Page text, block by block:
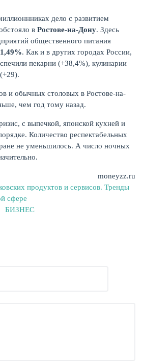
дело с развитием
в Ростове-на-Дону. Здесь
общественного питания
. Как и в других городах России,
пекарни (+38,4%), кулинарии
и обычных столовых в Ростове-на-
чем год тому назад.
с выпечкой, японской кухней и
Количество респектабельных
не уменьшилось. А число ночных
moneyzz.ru
продуктов и сервисов. Тренды
сфере
БИЗНЕС